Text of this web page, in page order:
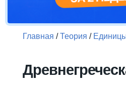
Главная /Теория /